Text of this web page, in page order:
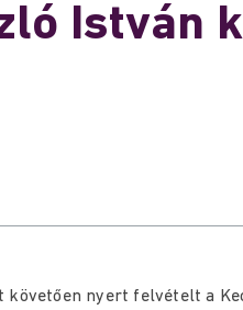
István
követően nyert felvételt a